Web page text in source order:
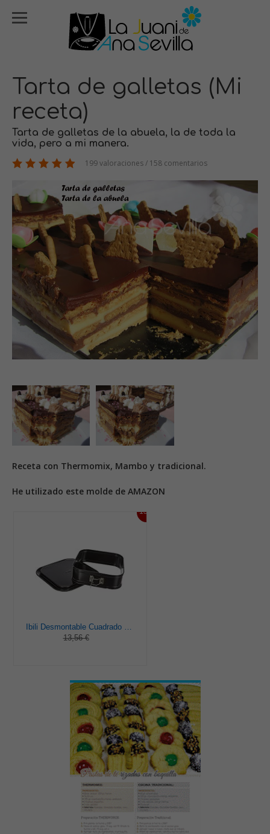
Tarta de galletas (Mi
receta)
Tarta de galletas de la abuela, la de toda la
vida, pero a mi manera.
199 valoraciones / 158 comentarios
Receta con Thermomix, Mambo y tradicional.
He utilizado este molde de AMAZON
13%
13,56 €